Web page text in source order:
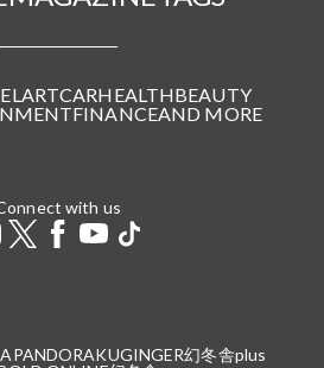
ARTCARHEALTHBEAUTY
FINANCEAND MORE
with us
GINGER幻冬舎plus